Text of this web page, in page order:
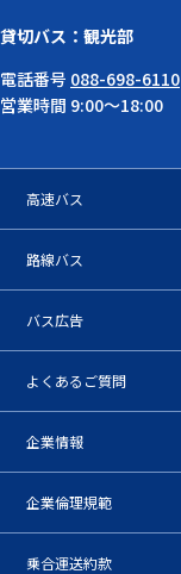
貸切バス：観光部
電話番号 088-698-6110
営業時間 9:00～18:00
高速バス
路線バス
バス広告
よくあるご質問
企業情報
企業倫理規範
乗合運送約款